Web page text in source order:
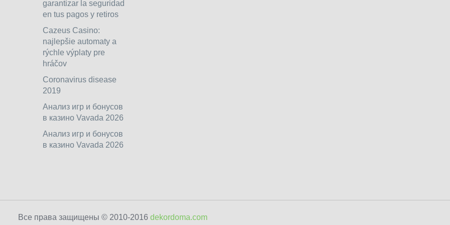
garantizar la seguridad
en tus pagos y retiros
Cazeus Casino:
najlepšie automaty a
rýchle výplaty pre
hráčov
Coronavirus disease
2019
Анализ игр и бонусов
в казино Vavada 2026
Анализ игр и бонусов
в казино Vavada 2026
Все права защищены © 2010-2016 dekordoma.com